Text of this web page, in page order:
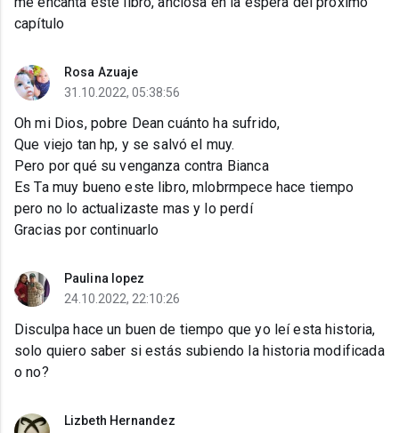
capítulo
Rosa Azuaje
31.10.2022, 05:38:56
Oh mi Dios, pobre Dean cuánto ha sufrido,
Que viejo tan hp, y se salvó el muy.
Pero por qué su venganza contra Bianca
Es Ta muy bueno este libro, mlobrmpece hace tiempo
pero no lo actualizaste mas y lo perdí
Gracias por continuarlo
Paulina lopez
24.10.2022, 22:10:26
Disculpa hace un buen de tiempo que yo leí esta historia,
solo quiero saber si estás subiendo la historia modificada
o no?
Lizbeth Hernandez